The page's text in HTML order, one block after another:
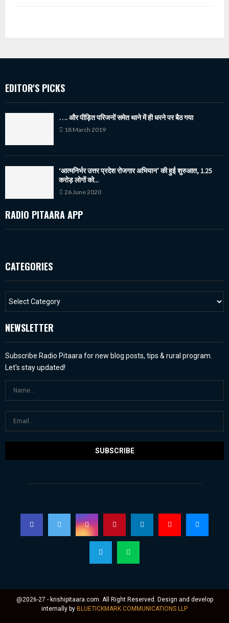
EDITOR'S PICKS
…. और पीड़ित परिजनों समेत थाने में ही धरने पर बैठ गया
18 March 2019
‘आत्मनिर्भर उत्तर प्रदेश रोजगार अभियान’ की हुई शुरुआत, 1.25
करोड़ लोगों को...
26 June 2020
RADIO PITAARA APP
CATEGORIES
NEWSLETTER
Subscribe Radio Pitaara for new blog posts, tips & rural program.
Let's stay updated!
@2026-27 - krishipitaara.com. All Right Reserved. Design and develop
internally by BLUETICKMARK COMMUNICATIONS LLP